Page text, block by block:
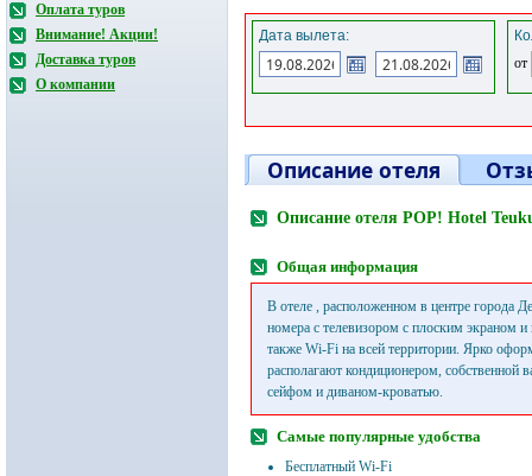
Оплата туров
Внимание! Акции!
Доставка туров
О компании
Дата вылета:
от
Описание отеля
Описание отеля POP! Hotel
Общая информация
В отеле , расположенном в центре города
номера с телевизором с плоским экраном
также Wi-Fi на всей территории. Ярко
располагают кондиционером, собственной
сейфом и диваном-кроватью.
Самые популярные удобства
Бесплатный Wi-Fi